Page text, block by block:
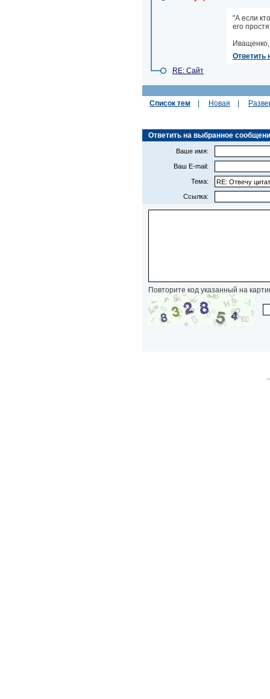
"А если
его
Иващенко,
Ответить
RE: Сайт
Список тем Новая
Ответить на выбранное
Ваше имя:
Ваш E-mail:
Тема:
Ссылка:
Повторите код указанный на